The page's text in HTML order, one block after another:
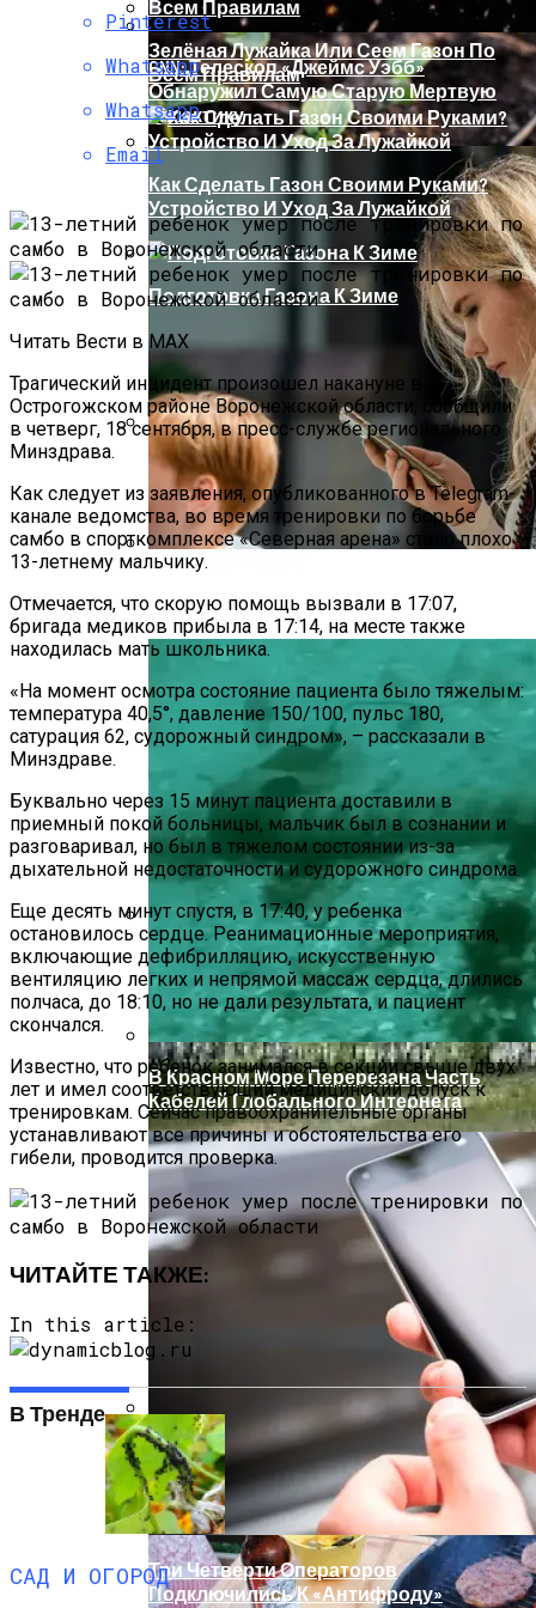
Когда Сажать Огурцы На Рассаду:
Основные Советы
Как Купить Сотовый Поликарбонат В
Нижнем Новгороде
Палатка На Троих – Ваш Мобильный
Дом
CNN: Телескоп «Джеймс Уэбб»
Обнаружил Самую Старую Мертвую
Галактику
Работе Facebook И Instagram
В Красном Море Перерезана Часть
Кабелей Глобального Интернета
Три Четверти Операторов
Подключились К «Антифроду»
Зелёная Лужайка Или Сеем Газон По
Всем Правилам
Как Сделать Газон Своими Руками?
Устройство И Уход За Лужайкой
Подготовка Газона К Зиме
Pinterest
Whatsapp
Whatsapp
Email
Читать Вести в MAX
Трагический инцидент произошел накануне в
Острогожском районе Воронежской области, сообщили
в четверг, 18 сентября, в пресс-службе регионального
Минздрава.
Как следует из заявления, опубликованного в Telegram-
канале ведомства, во время тренировки по борьбе
самбо в спорткомплексе «Северная арена» стало плохо
13-летнему мальчику.
Отмечается, что скорую помощь вызвали в 17:07,
бригада медиков прибыла в 17:14, на месте также
находилась мать школьника.
«На момент осмотра состояние пациента было тяжелым:
температура 40,5°, давление 150/100, пульс 180,
сатурация 62, судорожный синдром», – рассказали в
Минздраве.
Буквально через 15 минут пациента доставили в
приемный покой больницы, мальчик был в сознании и
разговаривал, но был в тяжелом состоянии из-за
дыхательной недостаточности и судорожного синдрома.
Еще десять минут спустя, в 17:40, у ребенка
остановилось сердце. Реанимационные мероприятия,
включающие дефибрилляцию, искусственную
вентиляцию легких и непрямой массаж сердца, длились
полчаса, до 18:10, но не дали результата, и пациент
скончался.
Известно, что ребенок занимался в секции свыше двух
лет и имел соответствующий медицинский допуск к
тренировкам. Сейчас правоохранительные органы
устанавливают все причины и обстоятельства его
гибели, проводится проверка.
ЧИТАЙТЕ ТАКЖЕ:
In this article:
В Тренде
САД И ОГОРОД